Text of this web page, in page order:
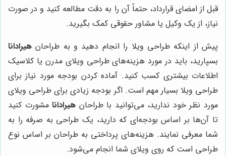
قبل از امضای قرارداد، حتماً آن را به دقت مطالعه کنید و در صورت
نیاز، از یک وکیل یا مشاور حقوقی کمک بگیرید.
پیش از اینکه طراحی ویلا را انجام دهید و به طراحان هیرادانا
بسپارید، باید در مورد هزینه‌های طراحی ویلای مدرن یا کلاسیک
اطلاعات بیشتری کسب کنید. آماده کردن بودجه مورد نیاز برای
طراحی ویلا بسیار مهم است. اگر بودجه زیادی برای طراحی ویلای
مورد نظر خود ندارید، می‌توانید با طراحان هیرادانامشورت کنید
تا آن‌ها بر اساس بودجه‌ای که دارید، یک طراحی به صرفه را به
شما معرفی نمایند. هزینه‌های پرداختی به طراحان بر اساس نوع
طراحی است که روی ویلای شما انجام می‌شود.